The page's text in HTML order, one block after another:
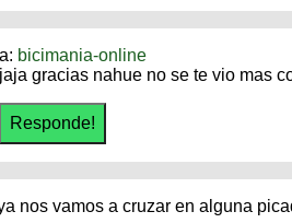
a: bicimania-online
jaja gracias nahue no se te vio mas
nos vamos a cruzar en alguna